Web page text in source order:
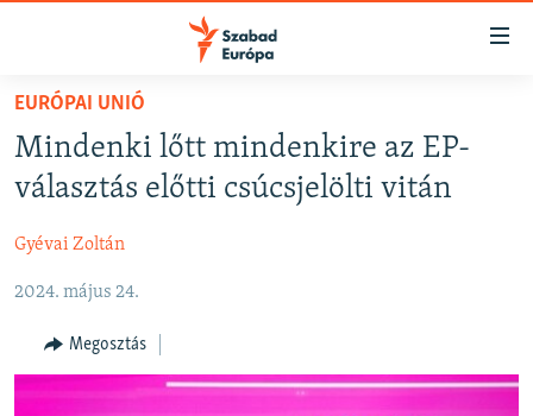
Akadálymentes
Ugrás
fő
oldalra
Ugrás
NAPIRENDEN
AKTUÁLIS
VIDEÓK
ELEMZŐ
NER15
SZABADON
EURÓPAI UNIÓ
Mindenki lőtt mindenkire az EP-
választás előtti csúcsjelölti vitán
Gyévai Zoltán
2024. május 24.
Megosztás
FELIRATKOZÁS